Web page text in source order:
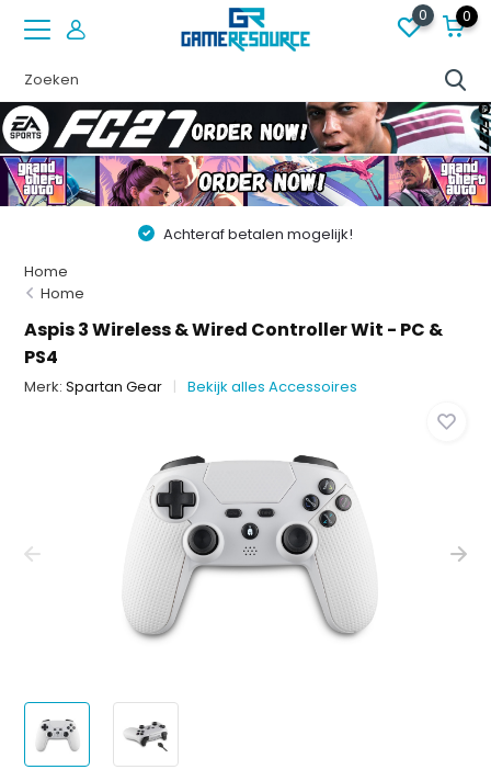
0 0
Achteraf betalen mogelijk!
Home
Home
Aspis 3 Wireless & Wired Controller Wit - PC &
PS4
Merk:Spartan Gear Bekijk alles Accessoires